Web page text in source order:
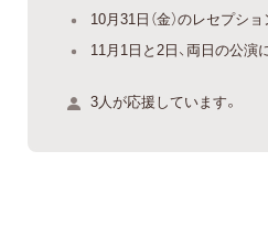
10月31日（金）のレセプシ
11月1日と2日、両日の公演
3人が応援しています。